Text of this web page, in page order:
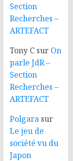
Section
Recherches –
ARTEFACT
Tony C sur On
parle JdR –
Section
Recherches –
ARTEFACT
Polgara sur
Le jeu de
société vu du
Japon